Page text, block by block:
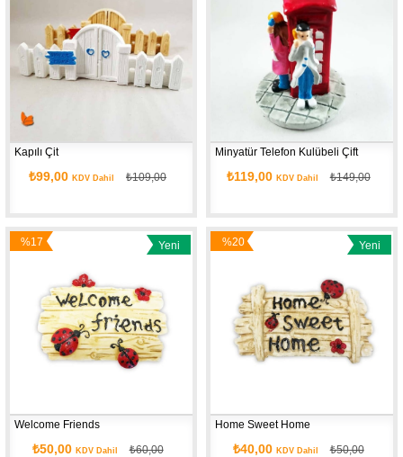
Kapılı Çit
₺99,00KDV Dahil ₺109,00
Minyatür Telefon Kulübeli Çift
₺119,00 KDV Dahil ₺149,00
Welcome Friends
₺50,00 KDV Dahil ₺60,00
%17
Yeni
Home Sweet Home
₺40,00 KDV Dahil ₺50,00
%20
Yeni